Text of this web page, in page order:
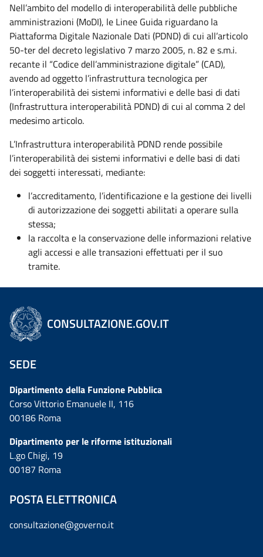
Nell’ambito del modello di interoperabilità delle pubbliche
amministrazioni (MoDI), le Linee Guida riguardano la
Piattaforma Digitale Nazionale Dati (PDND) di cui all’articolo
50-ter del decreto legislativo 7 marzo 2005, n. 82 e s.m.i.
recante il “Codice dell’amministrazione digitale” (CAD),
avendo ad oggetto l’infrastruttura tecnologica per
l’interoperabilità dei sistemi informativi e delle basi di dati
(Infrastruttura interoperabilità PDND) di cui al comma 2 del
medesimo articolo.
L’Infrastruttura interoperabilità PDND rende possibile
l’interoperabilità dei sistemi informativi e delle basi di dati
dei soggetti interessati, mediante:
l’accreditamento, l’identificazione e la gestione dei livelli
di autorizzazione dei soggetti abilitati a operare sulla
stessa;
la raccolta e la conservazione delle informazioni relative
agli accessi e alle transazioni effettuati per il suo
tramite.
CONSULTAZIONE.GOV.IT
SEDE
Dipartimento della Funzione Pubblica
Corso Vittorio Emanuele II, 116
00186 Roma
Dipartimento per le riforme istituzionali
L.go Chigi, 19
00187 Roma
POSTA ELETTRONICA
consultazione@governo.it